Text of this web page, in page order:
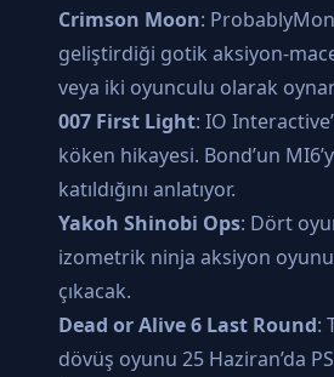
Crimson Moon:
geliştirdiği gotik aksiyon-
veya iki oyunculu olarak
007 First Light: IO
köken hikayesi. Bond’un
katıldığını anlatıyor.
Yakoh Shinobi Ops: Dört
izometrik ninja aksiyon
çıkacak.
Dead or Alive 6 Last Round:
dövüş oyunu 25 Haziran’da